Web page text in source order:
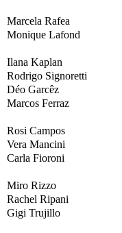
Marcela Rafea
Monique Lafond
Ilana Kaplan
Rodrigo Signoretti
Déo Garcêz
Marcos Ferraz
Rosi Campos
Vera Mancini
Carla Fioroni
Miro Rizzo
Rachel Ripani
Gigi Trujillo